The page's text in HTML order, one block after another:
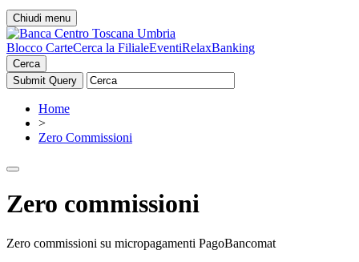
Chiudi menu
Blocco CarteCerca la FilialeEventiRelaxBanking
Cerca
Home
>
Zero Commissioni
Zero commissioni
Zero commissioni su micropagamenti PagoBancomat